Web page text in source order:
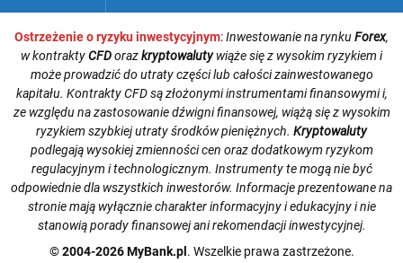
Ostrzeżenie o ryzyku inwestycyjnym:Inwestowanie na rynkuForex,
w kontraktyCFDorazkryptowalutywiąże się z wysokim ryzykiem i
może prowadzić do utraty części lub całości zainwestowanego
kapitału. Kontrakty CFD są złożonymi instrumentami finansowymi i,
ze względu na zastosowanie dźwigni finansowej, wiążą się z wysokim
ryzykiem szybkiej utraty środków pieniężnych. Kryptowaluty
podlegają wysokiej zmienności cen oraz dodatkowym ryzykom
regulacyjnym i technologicznym. Instrumenty te mogą nie być
odpowiednie dla wszystkich inwestorów. Informacje prezentowane na
stronie mają wyłącznie charakter informacyjny i edukacyjny i nie
stanowią porady finansowej ani rekomendacji inwestycyjnej.
© 2004-2026 MyBank.pl . Wszelkie prawa zastrzeżone.